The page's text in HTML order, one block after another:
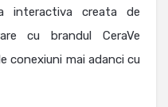
interactiva creata de
cu brandul CeraVe
conexiuni mai adanci cu